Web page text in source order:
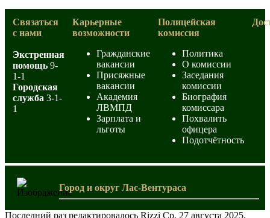
Связаться
с нами
Экстренная
помощь 9-
1-1
Городская
служба 3-1-
1
Карьерные
возможности
Гражданские
вакансии
Присяжные
вакансии
Академия
ЛВМПД
Зарплата и
льготы
Полицейская
комиссия
Политика
О комиссии
Заседания
комиссии
Биография
комиссара
Похвалить
офицера
Подотчётность
Город и округ Лас-Вентураса
Последний раз редактировалось Rizzi Ср, 27 августа 2025,